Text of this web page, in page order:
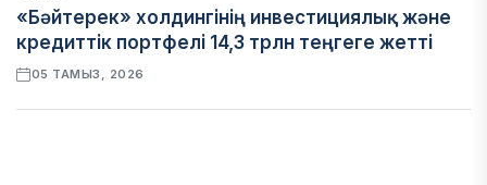
«Бәйтерек» холдингінің инвестициялық және
кредиттік портфелі 14,3 трлн теңгеге жетті
05 ТАМЫЗ, 2026